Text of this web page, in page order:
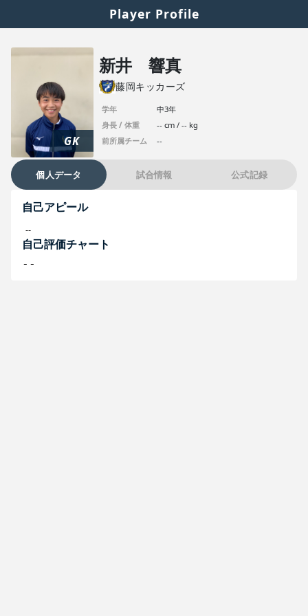
Player Profile
GK
新井 響真
藤岡キッカーズ
学年
中3年
身長 / 体重
-- cm / -- kg
前所属チーム
--
個人データ 試合情報 公式記録
自己アピール
--
自己評価チャート
--